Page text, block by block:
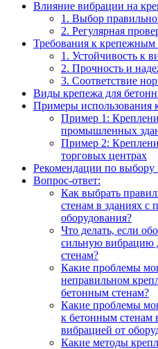
Влияние вибрации на
1. Выбор
2. Регулярная
Требования к крепежным
1. Устойчивость к
2. Прочность и
3. Соответствие
Виды крепежа для
Примеры использования
Пример 1:
промышленных
Пример 2:
торговых центрах
Рекомендации по выбору
Вопрос-ответ:
Как выбрать
стенам в зданиях
оборудования?
Что делать, если
сильную вибрацию
стенам?
Какие проблемы
неправильном
бетонным стенам?
Какие проблемы
к бетонным стенам
вибрацией от
Какие методы